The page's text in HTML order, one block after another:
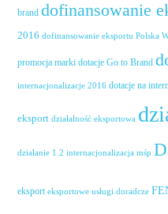
brand dofinansowanie
2016 dofinansowanie eksportu Polska
promocja marki dotacje Go to Brand
internacjonalizacje 2016 dotacje na
eksport działalność eksportowa
działanie 1.2 internacjonalizacja mśp
eksport eksportowe usługi doradcze